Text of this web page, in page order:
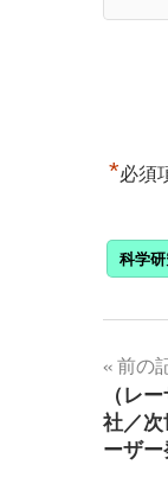
*必須
科学
投
稿
ナ
前の
（レ
社／
ーザ